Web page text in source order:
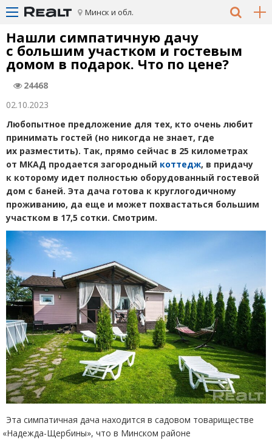
Минск и обл.
Нашли симпатичную дачу
с большим участком и гостевым
домом в подарок. Что по цене?
24468
02.10.2023
Любопытное предложение для тех, кто очень любит
принимать гостей (но никогда не знает, где
их разместить). Так, прямо сейчас в 25 километрах
от МКАД продается загородный коттедж, в придачу
к которому идет полностью оборудованный гостевой
дом с баней. Эта дача готова к круглогодичному
проживанию, да еще и может похвастаться большим
участком в 17,5 сотки. Смотрим.
Эта симпатичная дача находится в садовом товариществе
«Надежда-Щербины», что в Минском районе